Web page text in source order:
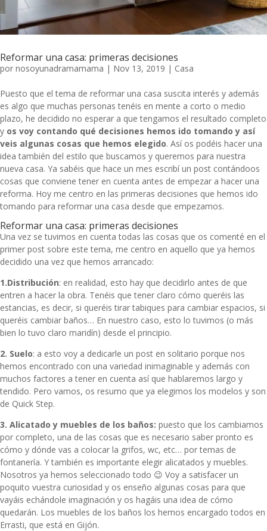
Reformar una casa: primeras decisiones
por nosoyunadramamama | Nov 13, 2019 | Casa
Puesto que el tema de reformar una casa suscita interés y además
es algo que muchas personas tenéis en mente a corto o medio
plazo, he decidido no esperar a que tengamos el resultado completo
y os voy contando qué decisiones hemos ido tomando y así
veis algunas cosas que hemos elegido. Así os podéis hacer una
idea también del estilo que buscamos y queremos para nuestra
nueva casa. Ya sabéis que hace un mes escribí un post contándoos
cosas que conviene tener en cuenta antes de empezar a hacer una
reforma. Hoy me centro en las primeras decisiones que hemos ido
tomando para reformar una casa desde que empezamos.
Reformar una casa: primeras decisiones
Una vez se tuvimos en cuenta todas las cosas que os comenté en el
primer post sobre este tema, me centro en aquello que ya hemos
decidido una vez que hemos arrancado:
1.Distribución: en realidad, esto hay que decidirlo antes de que
entren a hacer la obra. Tenéis que tener claro cómo queréis las
estancias, es decir, si queréis tirar tabiques para cambiar espacios, si
queréis cambiar baños… En nuestro caso, esto lo tuvimos (o más
bien lo tuvo claro maridín) desde el principio.
2. Suelo: a esto voy a dedicarle un post en solitario porque nos
hemos encontrado con una variedad inimaginable y además con
muchos factores a tener en cuenta así que hablaremos largo y
tendido. Pero vamos, os resumo que ya elegimos los modelos y son
de Quick Step.
3. Alicatado y muebles de los baños: puesto que los cambiamos
por completo, una de las cosas que es necesario saber pronto es
cómo y dónde vas a colocar la grifos, wc, etc… por temas de
fontanería. Y también es importante elegir alicatados y muebles.
Nosotros ya hemos seleccionado todo 😉 Voy a satisfacer un
poquito vuestra curiosidad y os enseño algunas cosas para que
vayáis echándole imaginación y os hagáis una idea de cómo
quedarán. Los muebles de los baños los hemos encargado todos en
Errasti, que está en Gijón.